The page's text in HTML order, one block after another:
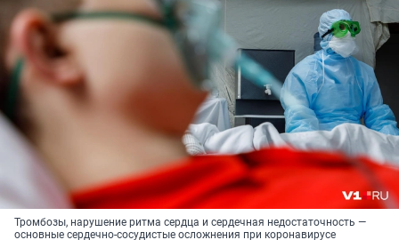
Тромбозы, нарушение ритма сердца и сердечная недостаточность —
основные сердечно-сосудистые осложнения при коронавирусе